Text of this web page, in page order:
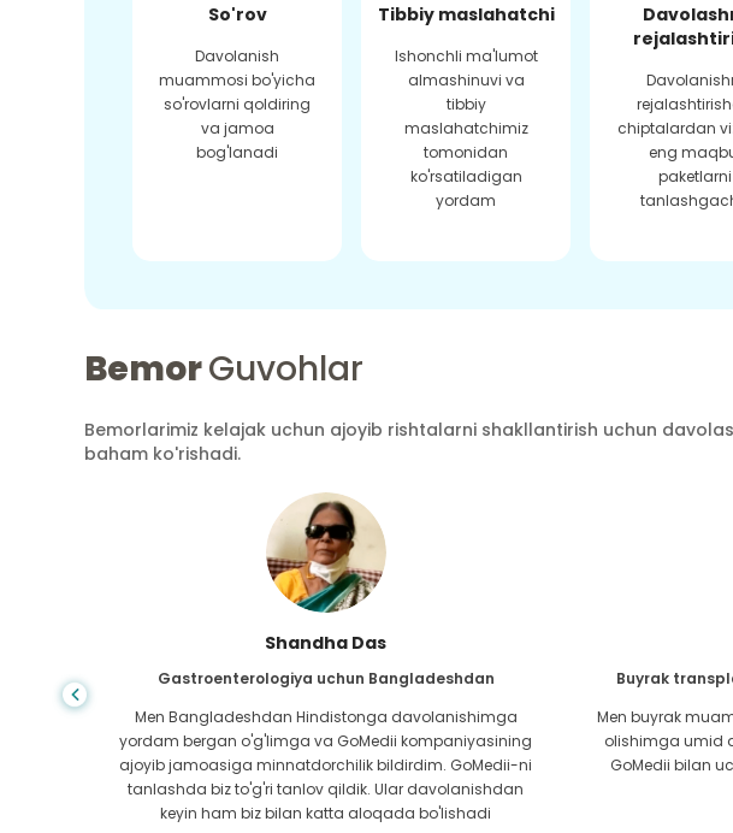
So'rov
Davolanish
muammosi bo'yicha
so'rovlarni qoldiring
va jamoa
bog'lanadi
Tibbiy maslahatchi
Ishonchli ma'lumot
almashinuvi va
tibbiy
maslahatchimiz
tomonidan
ko'rsatiladigan
yordam
chiptalardan
eng
paketlarni
BemorGuvohlar
Bemorlarimiz kelajak uchun ajoyib rishtalarni shakllantirish uchun
baham ko'rishadi.
Shandha Das
Gastroenterologiya uchun Bangladeshdan
Men Bangladeshdan Hindistonga davolanishimga
yordam bergan o'g'limga va GoMedii kompaniyasining
ajoyib jamoasiga minnatdorchilik bildirdim. GoMedii-ni
tanlashda biz to'g'ri tanlov qildik. Ular davolanishdan
keyin ham biz bilan katta aloqada bo'lishadi
Buyrak
Men buyrak
olishimga umid
GoMedii bilan